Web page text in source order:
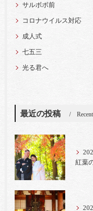
サルボボ前
コロナウイルス対応
成人式
七五三
光る君へ
最近の投稿
紅葉